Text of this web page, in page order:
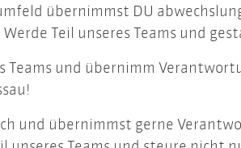
übernimmst DU
Teil unseres Teams und
Teams und übernimm
und übernimmst gerne